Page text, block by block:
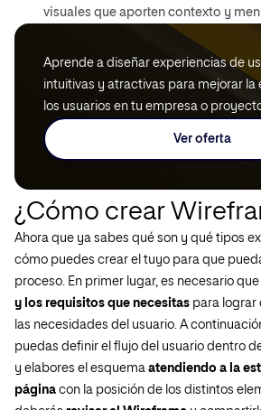
visuales que aporten contexto y
Aprende a diseñar experiencias de
intuitivas y atractivas para mejorar la
los usuarios en tu empresa o
Ver oferta
¿Cómo crear
Ahora que ya sabes qué son y qué tipos
cómo puedes crear el tuyo para que
proceso. En primer lugar, es necesario que
y los requisitos que necesitas para lograr
las necesidades del usuario. A
puedas definir el flujo del usuario dentro
y elabores el esquema atendiendo a la
página con la posición de los distintos